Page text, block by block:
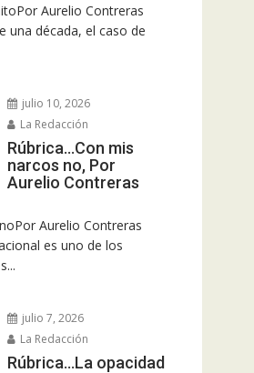
Aurelio Contreras
una década, el caso de
julio 10, 2026
La Redacción
Rúbrica…Con mis
narcos no, Por
Aurelio Contreras
Aurelio Contreras
es uno de los
julio 7, 2026
La Redacción
Rúbrica…La opacidad